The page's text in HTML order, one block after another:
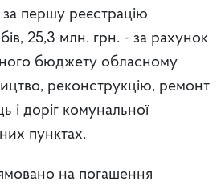
першу реєстрацію
25,3 млн. грн. - за рахунок
бюджету обласному
реконструкцію, ремонт
і доріг комунальної
пунктах.
на погашення